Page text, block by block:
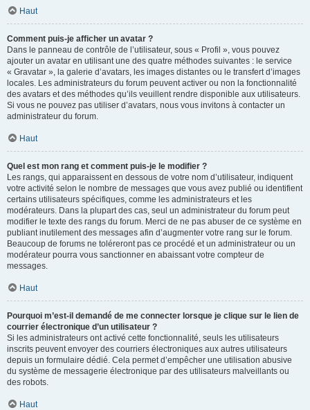
Haut
Comment puis-je afficher un avatar ?
Dans le panneau de contrôle de l’utilisateur, sous « Profil », vous pouvez
ajouter un avatar en utilisant une des quatre méthodes suivantes : le service
« Gravatar », la galerie d’avatars, les images distantes ou le transfert d’images
locales. Les administrateurs du forum peuvent activer ou non la fonctionnalité
des avatars et des méthodes qu’ils veuillent rendre disponible aux utilisateurs.
Si vous ne pouvez pas utiliser d’avatars, nous vous invitons à contacter un
administrateur du forum.
Haut
Quel est mon rang et comment puis-je le modifier ?
Les rangs, qui apparaissent en dessous de votre nom d’utilisateur, indiquent
votre activité selon le nombre de messages que vous avez publié ou identifient
certains utilisateurs spécifiques, comme les administrateurs et les
modérateurs. Dans la plupart des cas, seul un administrateur du forum peut
modifier le texte des rangs du forum. Merci de ne pas abuser de ce système en
publiant inutilement des messages afin d’augmenter votre rang sur le forum.
Beaucoup de forums ne toléreront pas ce procédé et un administrateur ou un
modérateur pourra vous sanctionner en abaissant votre compteur de
messages.
Haut
Pourquoi m’est-il demandé de me connecter lorsque je clique sur le lien de
courrier électronique d’un utilisateur ?
Si les administrateurs ont activé cette fonctionnalité, seuls les utilisateurs
inscrits peuvent envoyer des courriers électroniques aux autres utilisateurs
depuis un formulaire dédié. Cela permet d’empêcher une utilisation abusive
du système de messagerie électronique par des utilisateurs malveillants ou
des robots.
Haut